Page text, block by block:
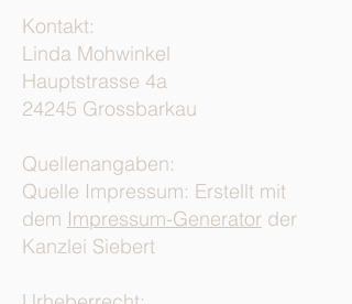
Kontakt:
Linda Mohwinkel
Hauptstrasse 4a
24245 Grossbarkau
Quellenangaben:
Quelle Impressum: Erstellt mit
dem Impressum-Generator der
Kanzlei Siebert